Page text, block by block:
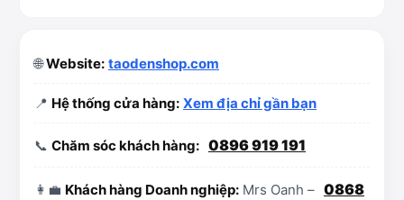
🌐Website: taodenshop.com
📍 Hệ thống cửa hàng: Xem địa chỉ gần bạn
📞 Chăm sóc khách hàng: 0896 919 191
👩‍💼 Khách hàng Doanh nghiệp: Mrs Oanh – 0868